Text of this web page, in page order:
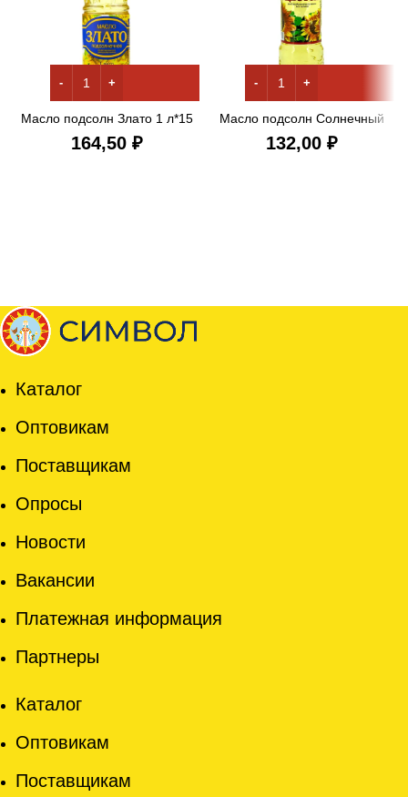
Масло подсолн Злато 1 л*15
РАФ
₽
Масло подсолн Солнечный
цветок 0,87 л*15 РАФ
₽
Каталог
Оптовикам
Поставщикам
Опросы
Новости
Вакансии
Платежная информация
Партнеры
Каталог
Оптовикам
Поставщикам